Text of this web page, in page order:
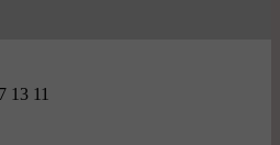
13 11